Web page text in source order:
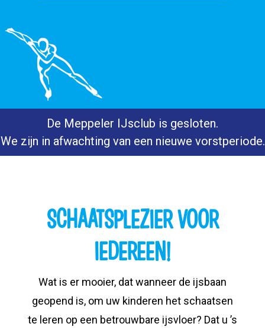
De Meppeler IJsclub is gesloten.
We zijn in afwachting van een nieuwe vorstperiode.
SCHAATSPLEZIER VOOR
IEDEREEN!
Wat is er mooier, dat wanneer de ijsbaan
geopend is, om uw kinderen het schaatsen
te leren op een betrouwbare ijsvloer? Dat u ’s